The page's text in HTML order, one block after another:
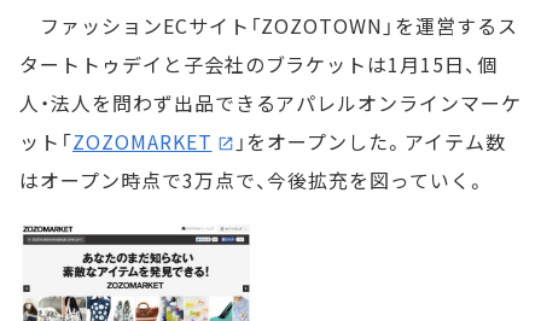
ファッションECサイト「ZOZOTOWN」を運営するス
タートトゥデイと子会社のブラケットは1月15日、個
人・法人を問わず出品できるアパレルオンラインマーケ
ット「ZOZOMARKET
」をオープンした。アイテム数
はオープン時点で3万点で、今後拡充を図っていく。